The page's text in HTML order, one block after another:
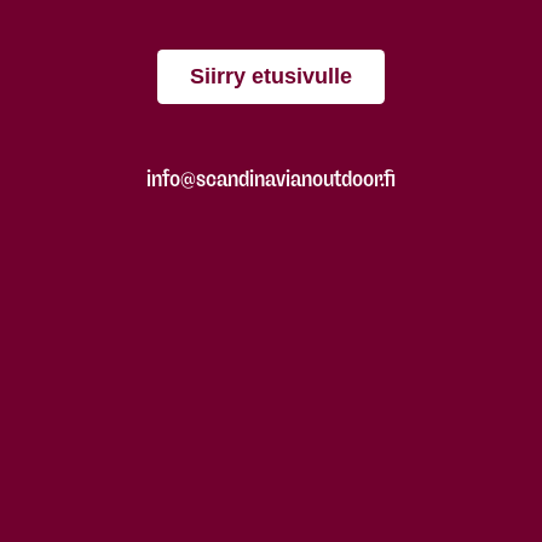
Siirry etusivulle
info@scandinavianoutdoor.fi